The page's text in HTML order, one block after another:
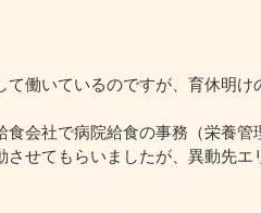
て働いているのですが、育休明け
会社で病院給食の事務（栄養管
させてもらいましたが、異動先